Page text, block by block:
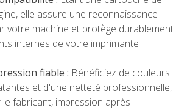
elle assure une reconnaissance
votre machine et protège durablement
internes de votre imprimante
fiable : Bénéficiez de couleurs
et d'une netteté professionnelle,
fabricant, impression après